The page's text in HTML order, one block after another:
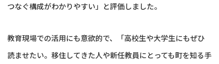
つなぐ構成がわかりやすい」と評価しました。
教育現場での活用にも意欲的で、「高校生や大学生にもぜひ
読ませたい。移住してきた人や新任教員にとっても町を知る手